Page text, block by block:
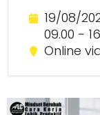
19/08/
09.00 -
Online